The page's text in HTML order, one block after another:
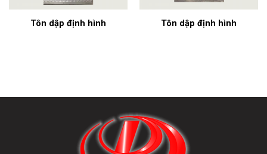
Tôn dập định hình Tôn dập định hình